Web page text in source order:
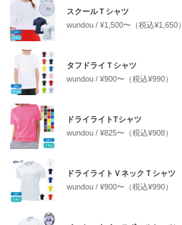
スクールＴシャツ
wundou
¥1,500〜（税込¥1,650）
タフドライＴシャツ
wundou
¥900〜（税込¥990）
ドライライトTシャツ
wundou
¥825〜（税込¥908）
ドライライトＶネックＴシャツ
wundou
¥900〜（税込¥990）